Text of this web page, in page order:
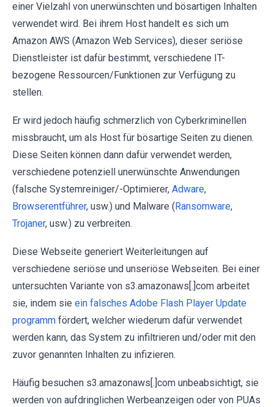
einer Vielzahl von unerwünschten und bösartigen Inhalten
verwendet wird. Bei ihrem Host handelt es sich um
Amazon AWS (Amazon Web Services), dieser seriöse
Dienstleister ist dafür bestimmt, verschiedene IT-
bezogene Ressourcen/Funktionen zur Verfügung zu
stellen.
Er wird jedoch häufig schmerzlich von Cyberkriminellen
missbraucht, um als Host für bösartige Seiten zu dienen.
Diese Seiten können dann dafür verwendet werden,
verschiedene potenziell unerwünschte Anwendungen
(falsche Systemreiniger/-Optimierer, Adware,
Browserentführer, usw.) und Malware (Ransomware,
Trojaner, usw.) zu verbreiten.
Diese Webseite generiert Weiterleitungen auf
verschiedene seriöse und unseriöse Webseiten. Bei einer
untersuchten Variante von s3.amazonaws[.]com arbeitet
sie, indem sie ein falsches Adobe Flash Player Update
programm fördert, welcher wiederum dafür verwendet
werden kann, das System zu infiltrieren und/oder mit den
zuvor genannten Inhalten zu infizieren.
Häufig besuchen s3.amazonaws[.]com unbeabsichtigt, sie
werden von aufdringlichen Werbeanzeigen oder von PUAs